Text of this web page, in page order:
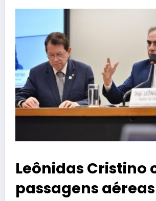
Leônidas Cristino
passagens